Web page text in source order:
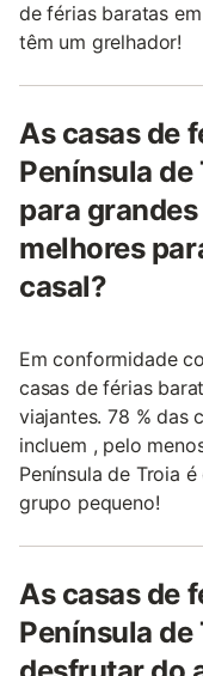
de férias baratas
têm um grelhador!
As casas de
Península de
para
melhores
casal?
Em conformidade
casas de férias
viajantes. 78 % das
incluem , pelo
Península de Troia
grupo pequeno!
As casas de
Península